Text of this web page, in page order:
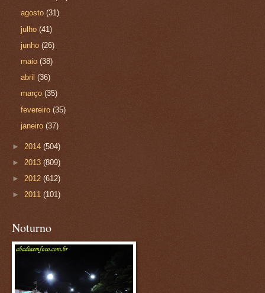
agosto(31)
julho(41)
junho(26)
maio(38)
abril(36)
março(35)
fevereiro(35)
janeiro(37)
► 2014 (504)
► 2013 (809)
► 2012 (612)
► 2011 (101)
Noturno